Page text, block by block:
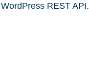
REST API.